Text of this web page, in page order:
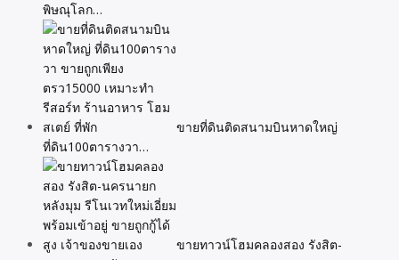
พิษณุโลก…
ขายที่ดินติดสนามบินหาดใหญ่
ที่ดิน100ตารางวา…
ขายทาวน์โฮมคลองสอง รังสิต-